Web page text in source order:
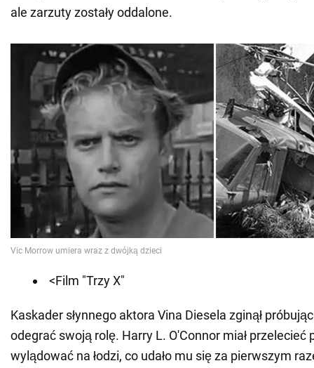
ale zarzuty zostały oddalone.
<Film "Trzy X"
Kaskader słynnego aktora Vina Diesela zginął
odegrać swoją rolę. Harry L. O'Connor miał przelecieć
wylądować na łodzi, co udało mu się za pierwszym